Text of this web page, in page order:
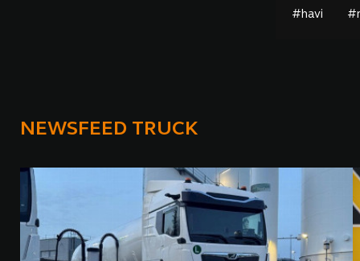
#havi
NEWSFEED TRUCK